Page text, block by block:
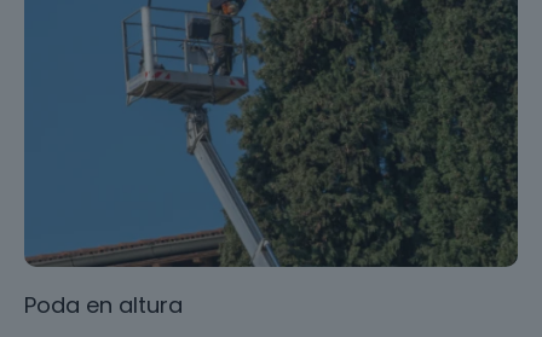
Poda en altura